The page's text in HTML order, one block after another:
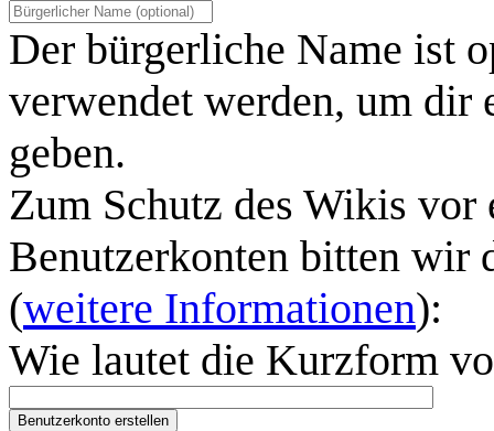
Der bürgerliche Name ist
verwendet werden, um dir
geben.
Zum Schutz des Wikis
Benutzerkonten bitten wir
(weitere Informationen):
Wie lautet die Kurzform
Benutzerkonto erstellen